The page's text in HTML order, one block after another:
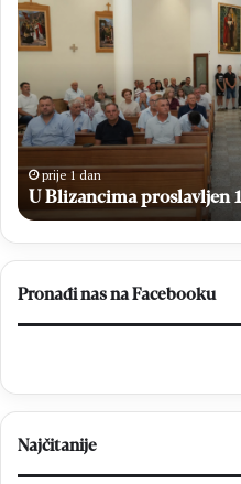
Blizancima
proslavljen
18.
Dan
Blizanaca
prije 1 dan
U Blizancima proslavljen
Pronađi nas na Facebooku
Najčitanije